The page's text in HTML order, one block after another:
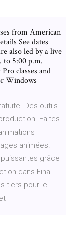
from American
See dates
also led by a live
to 5:00 p.m.
classes and
Windows
Des outils
Faites
animées.
grâce
dans Final
tiers pour le